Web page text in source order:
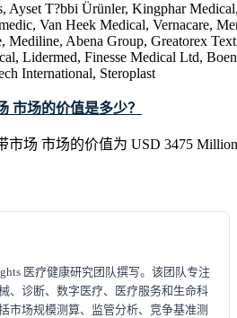
Ayset T?bbi Ürünler, Kingphar
Van Heek Medical, Vernacare,
Mediline, Abena Group, Greatorex
Lidermed, Finesse Medical Ltd,
International, Steroplast
市场的价值是多少？
市场 市场的价值为 USD 3475
医疗健康研究团队撰写。该团队专注
、诊断、数字医疗、医疗服务和生命科
市场规模测算、监管分析、竞争基准测